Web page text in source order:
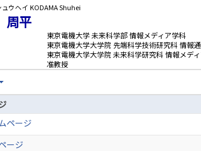
ウヘイ KODAMA Shuhei
平
東京電機大学 未来科学部 情報メディア学科
東京電機大学大学院 先端科学技術研究科 情報
東京電機大学大学院 未来科学研究科 情報メデ
准教授
ページ
ージ